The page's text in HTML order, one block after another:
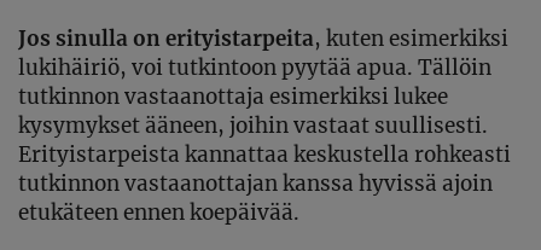
Jos sinulla on erityistarpeita, kuten esimerkiksi
lukihäiriö, voi tutkintoon pyytää apua. Tällöin
tutkinnon vastaanottaja esimerkiksi lukee
kysymykset ääneen, joihin vastaat suullisesti.
Erityistarpeista kannattaa keskustella rohkeasti
tutkinnon vastaanottajan kanssa hyvissä ajoin
etukäteen ennen koepäivää.